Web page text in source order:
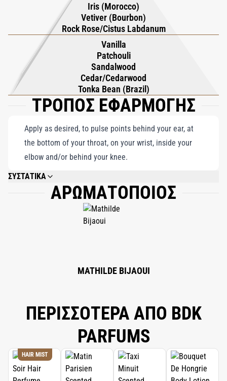
η δημιουργός πίσω από αυτό το εξαιρετικό μείγμα, το
περιγράφει ότι ενσαρκώνει το ιδανικό της για κρεμώδεις,
περιτυλιγμένες νότες. Το Gris Charnel Extrait de Parfum είναι
μια απόδειξη εκλεπτυσμένου αισθησιασμού, μεγεθύνοντας τη
γοητεία του προκατόχου του με ένα μονοπάτι που είναι ακόμα
πιο μαγνητικό και σαγηνευτικό, καθιστώντας το ένα
πραγματικό αριστούργημα οσφρητικής τέχνης.
Iris (Morocco)
Vetiver (Bourbon)
Rock Rose/Cistus Labdanum
Vanilla
Patchouli
Sandalwood
Cedar/Cedarwood
Tonka Bean (Brazil)
ΤΡΟΠΟΣ ΕΦΑΡΜΟΓΗΣ
Apply as desired, to pulse points behind your ear, at
the bottom of your throat, on your wrist, inside your
elbow and/or behind your knee.
ΣΥΣΤΑΤΙΚΑ
ALCOHOL DENAT., PARFUM (FRAGRANCE), AQUA (WATER), COUMARIN,
ALPHA-ISOMETHYL IONONE, ISOEUGENOL, TOCOPHEROL, LINALOOL,
LIMONENE, GERANIOL, CITRAL, FARNESOL.
ΑΡΩΜΑΤΟΠΟΙΟΣ
MATHILDE BIJAOUI
ΠΕΡΙΣΣΟΤΕΡΑ ΑΠΟ BDK
PARFUMS
HAIR MIST